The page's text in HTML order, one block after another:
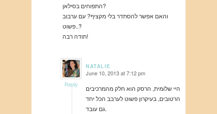
התפוחים בסילאן?
והאם אפשר להסתדר בלי מקציף? עם ערבוב
פשוט..?
תודה רבה!
NATALIE
says: June 10, 2013 at 7:12 pm
היי שלומית, הרסק הוא חלק מהמרכיבים
הרטובים, בעיקרון פשוט לערבב הכל יחד
גם עובד.
Reply